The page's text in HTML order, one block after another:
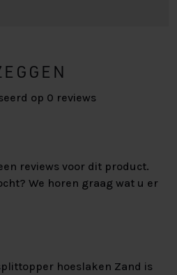
op 0 reviews
reviews voor dit product.
We horen graag wat u er
hoeslaken Zand is